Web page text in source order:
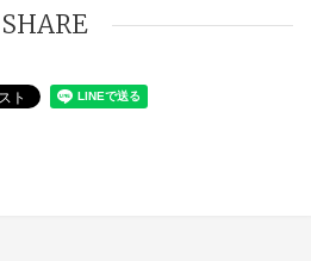
SHARE